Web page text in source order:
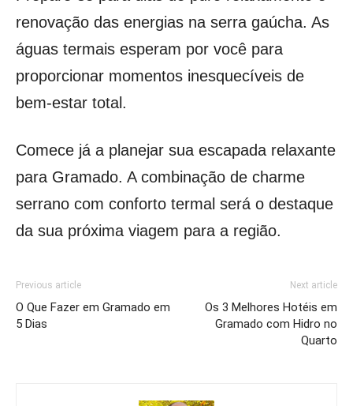
renovação das energias na serra gaúcha. As
águas termais esperam por você para
proporcionar momentos inesquecíveis de
bem-estar total.
Comece já a planejar sua escapada relaxante
para Gramado. A combinação de charme
serrano com conforto termal será o destaque
da sua próxima viagem para a região.
Previous article
O Que Fazer em Gramado em
5 Dias
Next article
Os 3 Melhores Hotéis em
Gramado com Hidro no
Quarto